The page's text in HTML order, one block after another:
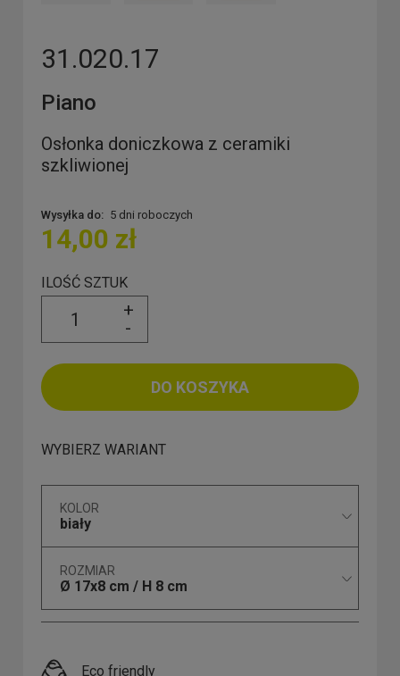
31.020.17
Piano
Osłonka doniczkowa z ceramiki
szkliwionej
Wysyłka do: 5 dni roboczych
14,00 zł
ILOŚĆ SZTUK
+
-
DO KOSZYKA
WYBIERZ WARIANT
KOLOR
biały
ROZMIAR
Ø 17x8 cm / H 8 cm
Eco friendly